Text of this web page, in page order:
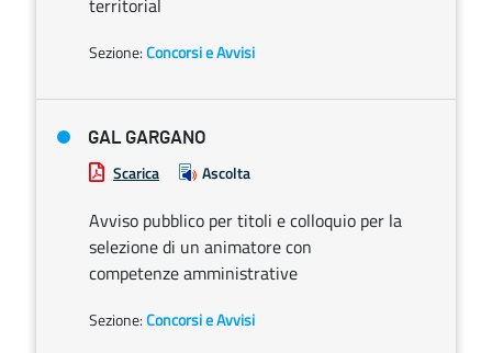
territorial
Sezione:Concorsi e Avvisi
GAL GARGANO
Scarica Ascolta
Avviso pubblico per titoli e colloquio per la
selezione di un animatore con
competenze amministrative
Sezione:Concorsi e Avvisi